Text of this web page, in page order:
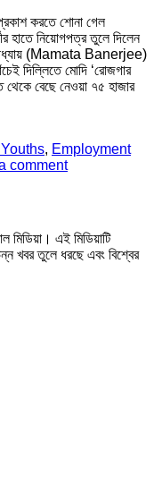
করতে শোনা গেল
হাতে নিয়োগপত্র তুলে দিলেন
(Mamata Banerjee)
দিল্লিতে মোদি ‘রোজগার
বেছে নেওয়া ৭৫ হাজার
, Employment
comment
এই মিডিয়াটি
খবর তুলে ধরছে এবং বিশ্বের